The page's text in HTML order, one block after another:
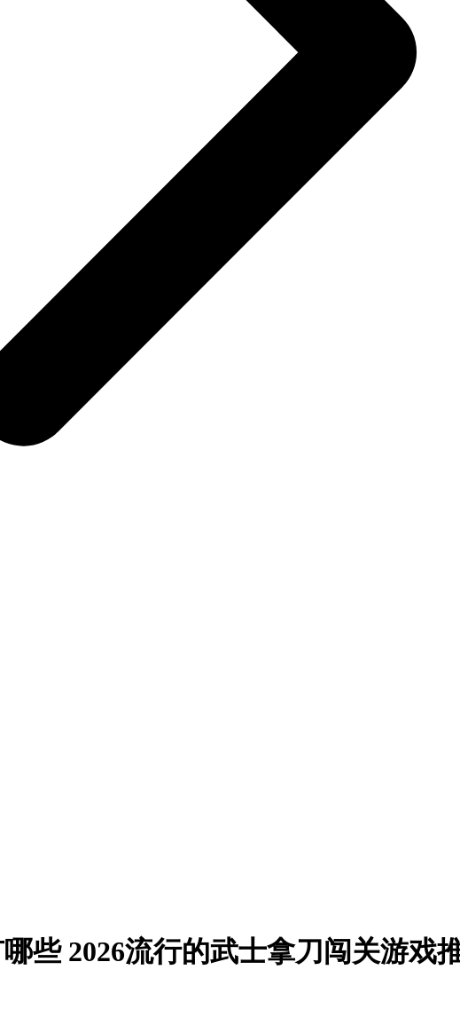
些 2026流行的武士拿刀闯关游戏